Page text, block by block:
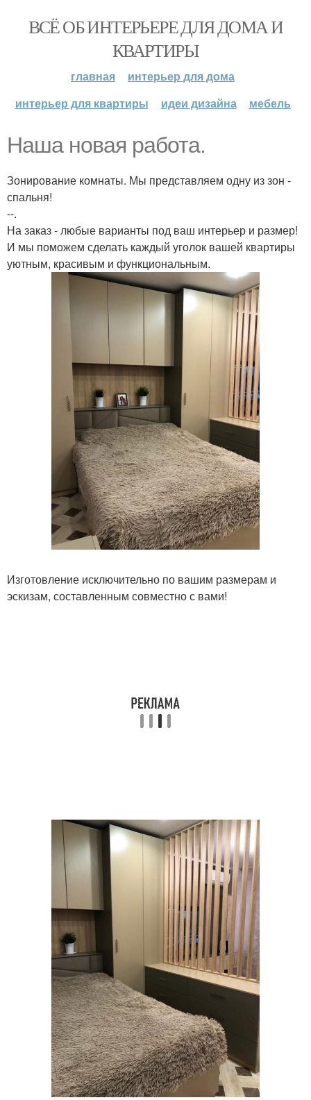
ВСЁ ОБ ИНТЕРЬЕРЕ ДЛЯ ДОМА И
КВАРТИРЫ
главная
интерьер для дома
интерьер для квартиры
идеи дизайна мебель
Наша новая работа.
Зонирование комнаты. Мы представляем одну из зон -
спальня!
--.
На заказ - любые варианты под ваш интерьер и размер!
И мы поможем сделать каждый уголок вашей квартиры
уютным, красивым и функциональным.
Изготовление исключительно по вашим размерам и
эскизам, составленным совместно с вами!